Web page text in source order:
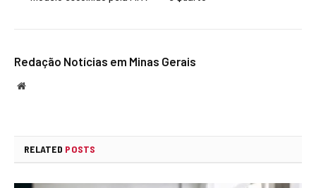
Redação Notícias em Minas Gerais
Website
RELATED POSTS